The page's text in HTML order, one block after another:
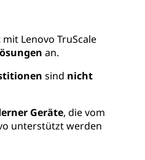
Lenovo TruScale
an.
sind nicht
Geräte, die vom
unterstützt werden